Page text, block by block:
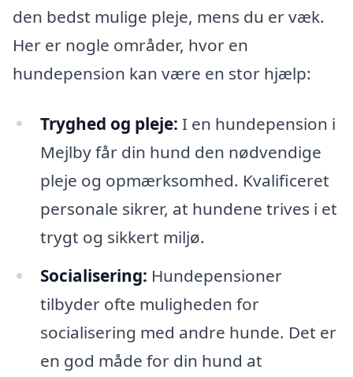
den bedst mulige pleje, mens du er væk.
Her er nogle områder, hvor en
hundepension kan være en stor hjælp:
Tryghed og pleje: I en hundepension i
Mejlby får din hund den nødvendige
pleje og opmærksomhed. Kvalificeret
personale sikrer, at hundene trives i et
trygt og sikkert miljø.
Socialisering: Hundepensioner
tilbyder ofte muligheden for
socialisering med andre hunde. Det er
en god måde for din hund at